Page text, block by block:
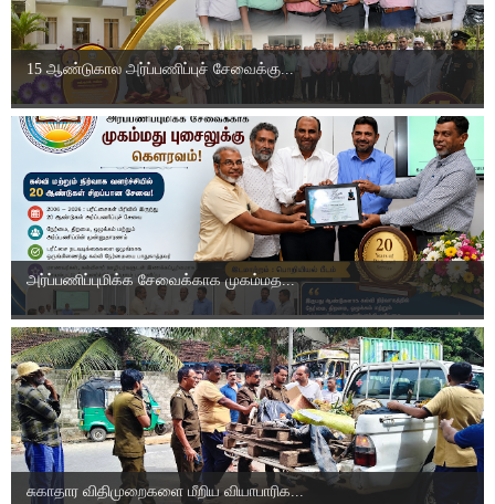
15 ஆண்டுகால அர்ப்பணிப்புச் சேவைக்கு...
அர்ப்பணிப்புமிக்க சேவைக்காக முகம்மத...
சுகாதார விதிமுறைகளை மீறிய வியாபாரிக...